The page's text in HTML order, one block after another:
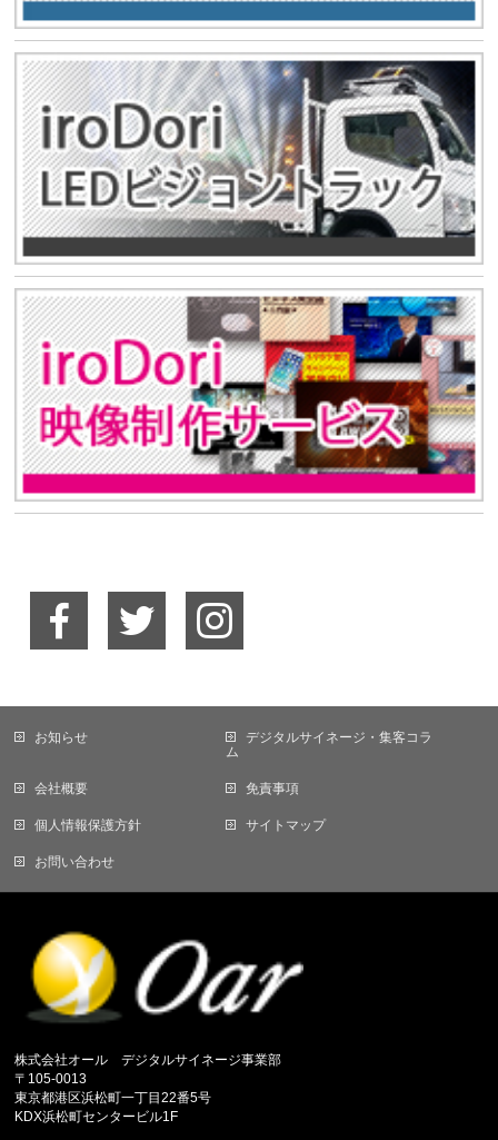
お知らせ
デジタルサイネージ・集客コラ
ム
会社概要 免責事項
個人情報保護方針 サイトマップ
お問い合わせ
株式会社オール デジタルサイネージ事業部
〒105-0013
東京都港区浜松町一丁目22番5号
KDX浜松町センタービル1F